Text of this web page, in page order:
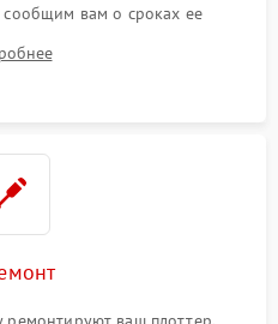
сообщим вам о сроках ее